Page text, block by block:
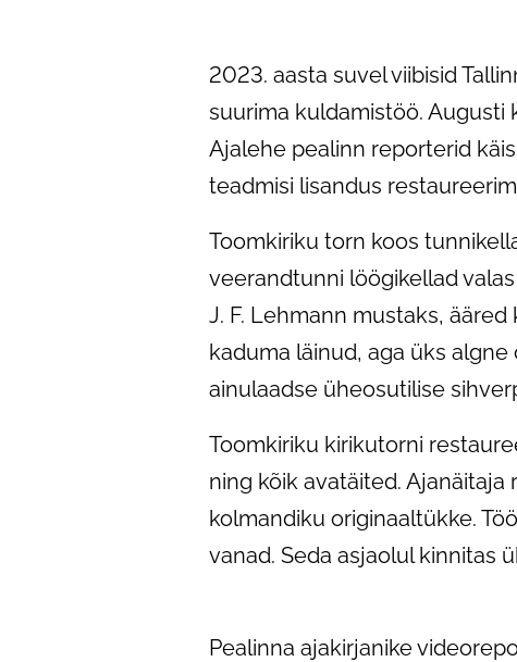
2023. aasta suvel viibisid
suurima kuldamistöö. Augusti
Ajalehe pealinn reporterid
teadmisi lisandus
Toomkiriku torn koos
veerandtunni löögikellad
J. F. Lehmann mustaks,
kaduma läinud, aga üks
ainulaadse üheosutilise
Toomkiriku kirikutorni
ning kõik avatäited.
kolmandiku originaaltükke.
vanad. Seda asjaolul kinnitas
Pealinna ajakirjanike